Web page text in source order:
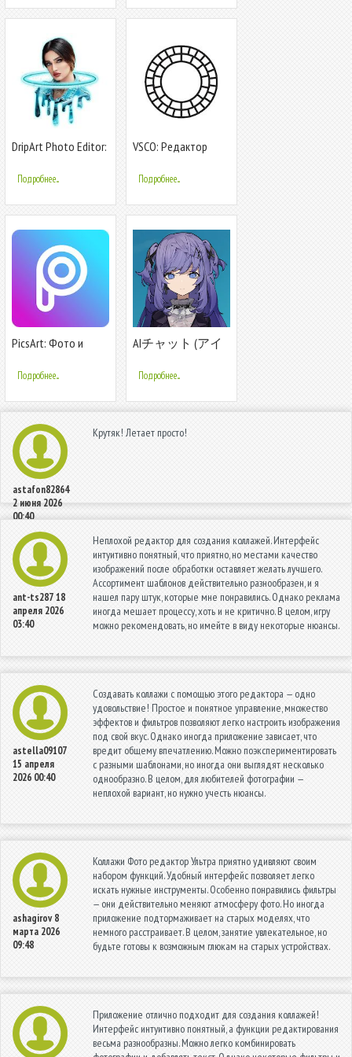
DripArt Photo Editor:
фото коллаж
Подробнее...
VSCO: Редактор
Подробнее...
PicsArt: Фото и
создатель
коллажей
Подробнее...
AIチャット (アイ
Подробнее...
astafon82864
2 июня 2026
00:40
Крутяк! Летает просто!
ant-ts28718
апреля 2026
03:40
Неплохой редактор для создания коллажей. Интерфейс
интуитивно понятный, что приятно, но местами качество
изображений после обработки оставляет желать лучшего.
Ассортимент шаблонов действительно разнообразен, и я
нашел пару штук, которые мне понравились. Однако реклама
иногда мешает процессу, хоть и не критично. В целом, игру
можно рекомендовать, но имейте в виду некоторые нюансы.
astella09107
15 апреля
2026 00:40
Создавать коллажи с помощью этого редактора — одно
удовольствие! Простое и понятное управление, множество
эффектов и фильтров позволяют легко настроить изображения
под свой вкус. Однако иногда приложение зависает, что
вредит общему впечатлению. Можно поэкспериментировать
с разными шаблонами, но иногда они выглядят несколько
однообразно. В целом, для любителей фотографии —
неплохой вариант, но нужно учесть нюансы.
ashagirov 8
марта 2026
09:48
Коллажи Фото редактор Ультра приятно удивляют своим
набором функций. Удобный интерфейс позволяет легко
искать нужные инструменты. Особенно понравились фильтры
— они действительно меняют атмосферу фото. Но иногда
приложение подтормаживает на старых моделях, что
немного расстраивает. В целом, занятие увлекательное, но
будьте готовы к возможным глюкам на старых устройствах.
Приложение отлично подходит для создания коллажей!
Интерфейс интуитивно понятный, а функции редактирования
весьма разнообразны. Можно легко комбинировать